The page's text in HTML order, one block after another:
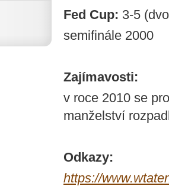
Fed Cup: 3-5
semifinále 2000
Zajímavosti:
v roce 2010 se
manželství
Odkazy:
https://